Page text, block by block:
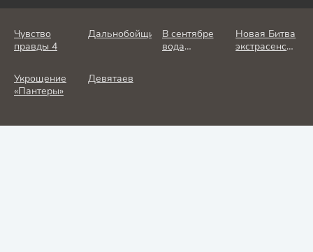
Чувство
правды 4
Дальнобойщик
В сентябре
вода
Новая Битва
экстрасенсов
Укрощение
«Пантеры»
Девятаев